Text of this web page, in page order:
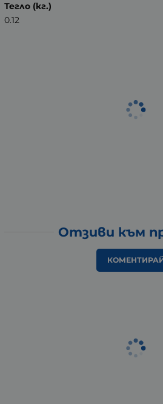
Тегло (кг.)
0.12
Отзиви към